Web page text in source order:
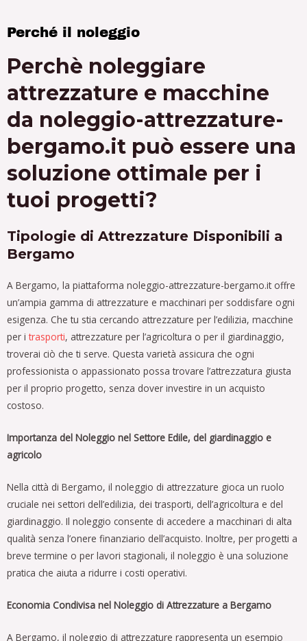
Perché il noleggio
Perchè noleggiare
attrezzature e macchine
da noleggio-attrezzature-
bergamo.it può essere una
soluzione ottimale per i
tuoi progetti?
Tipologie di Attrezzature Disponibili a
Bergamo
A Bergamo, la piattaforma noleggio-attrezzature-bergamo.it offre
un’ampia gamma di attrezzature e macchinari per soddisfare ogni
esigenza. Che tu stia cercando attrezzature per l’edilizia, macchine
per i trasporti, attrezzature per l’agricoltura o per il giardinaggio,
troverai ciò che ti serve. Questa varietà assicura che ogni
professionista o appassionato possa trovare l’attrezzatura giusta
per il proprio progetto, senza dover investire in un acquisto
costoso.
Importanza del Noleggio nel Settore Edile, del giardinaggio e
agricolo
Nella città di Bergamo, il noleggio di attrezzature gioca un ruolo
cruciale nei settori dell’edilizia, dei trasporti, dell’agricoltura e del
giardinaggio. Il noleggio consente di accedere a macchinari di alta
qualità senza l’onere finanziario dell’acquisto. Inoltre, per progetti a
breve termine o per lavori stagionali, il noleggio è una soluzione
pratica che aiuta a ridurre i costi operativi.
Economia Condivisa nel Noleggio di Attrezzature a Bergamo
A Bergamo, il noleggio di attrezzature rappresenta un esempio